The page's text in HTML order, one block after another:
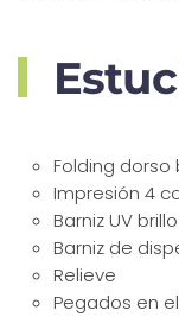
Folding dorso
Impresión 4
Barniz UV
Barniz de
Relieve
Pegados en